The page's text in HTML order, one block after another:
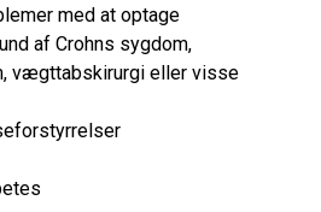
med at optage
af Crohns sygdom,
vægttabskirurgi eller visse